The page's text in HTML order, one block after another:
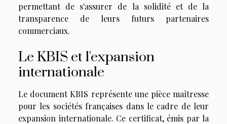
permettant de s'assurer de la solidité et de la
transparence de leurs futurs partenaires
commerciaux.
Le KBIS et l'expansion
internationale
Le document KBIS représente une pièce maîtresse
pour les sociétés françaises dans le cadre de leur
expansion internationale. Ce certificat, émis par la